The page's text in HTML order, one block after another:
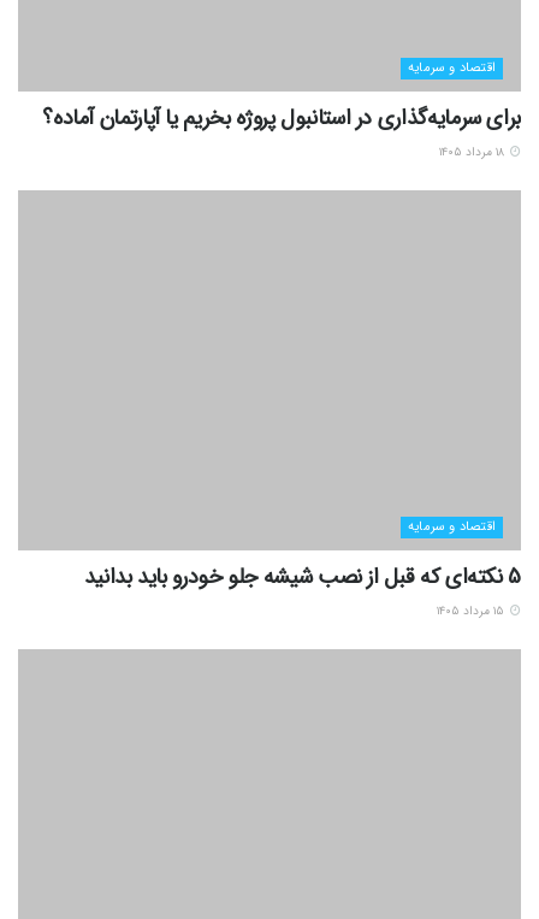
اقتصاد و سرمایه
برای سرمایه‌گذاری در استانبول پروژه بخریم یا آپارتمان آماده؟
اقتصاد و سرمایه
5 نکته‌ای که قبل از نصب شیشه جلو خودرو باید بدانید